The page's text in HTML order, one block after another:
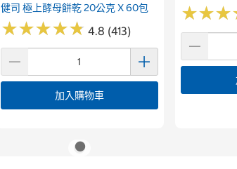
健司 極上酵母餅乾 20公克 X 60包
★★★★★
★★★★★ 4.8 (413)
加入購物車
★★★
★★★